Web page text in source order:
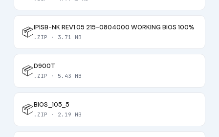
📦IPISB-NK REV1.05 215-0804000 WORKING BIOS 100%
.ZIP · 3.71 MB
📦D900T
.ZIP · 5.43 MB
📦BIOS_105_5
.ZIP · 2.19 MB